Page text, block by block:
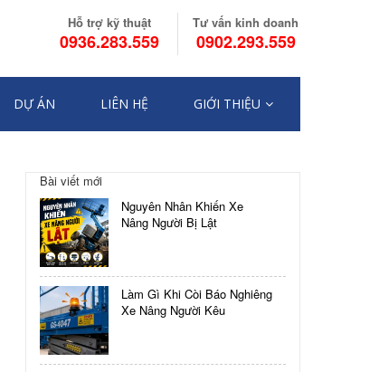
Hỗ trợ kỹ thuật
0936.283.559
Tư vấn kinh doanh
0902.293.559
DỰ ÁN LIÊN HỆ GIỚI THIỆU
hướng
Bài viết mới
Nguyên Nhân Khiến Xe
Nâng Người Bị Lật
Làm Gì Khi Còi Báo Nghiêng
Xe Nâng Người Kêu